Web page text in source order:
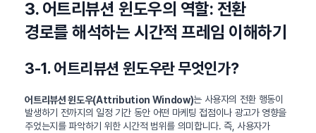
3. 어트리뷰션 윈도우의 역할: 전환
경로를 해석하는 시간적 프레임 이해하기
3-1. 어트리뷰션 윈도우란 무엇인가?
어트리뷰션 윈도우(Attribution Window)는 사용자의 전환 행동이
발생하기 전까지의 일정 기간 동안 어떤 마케팅 접점이나 광고가 영향을
주었는지를 파악하기 위한 시간적 범위를 의미합니다. 즉, 사용자가